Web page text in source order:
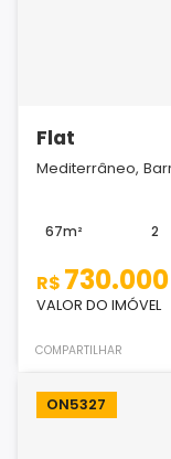
Flat
Mediterrâneo,
67m² 2
R$ 730.000
VALOR DO IMÓVEL
COMPARTILHAR
ON5327